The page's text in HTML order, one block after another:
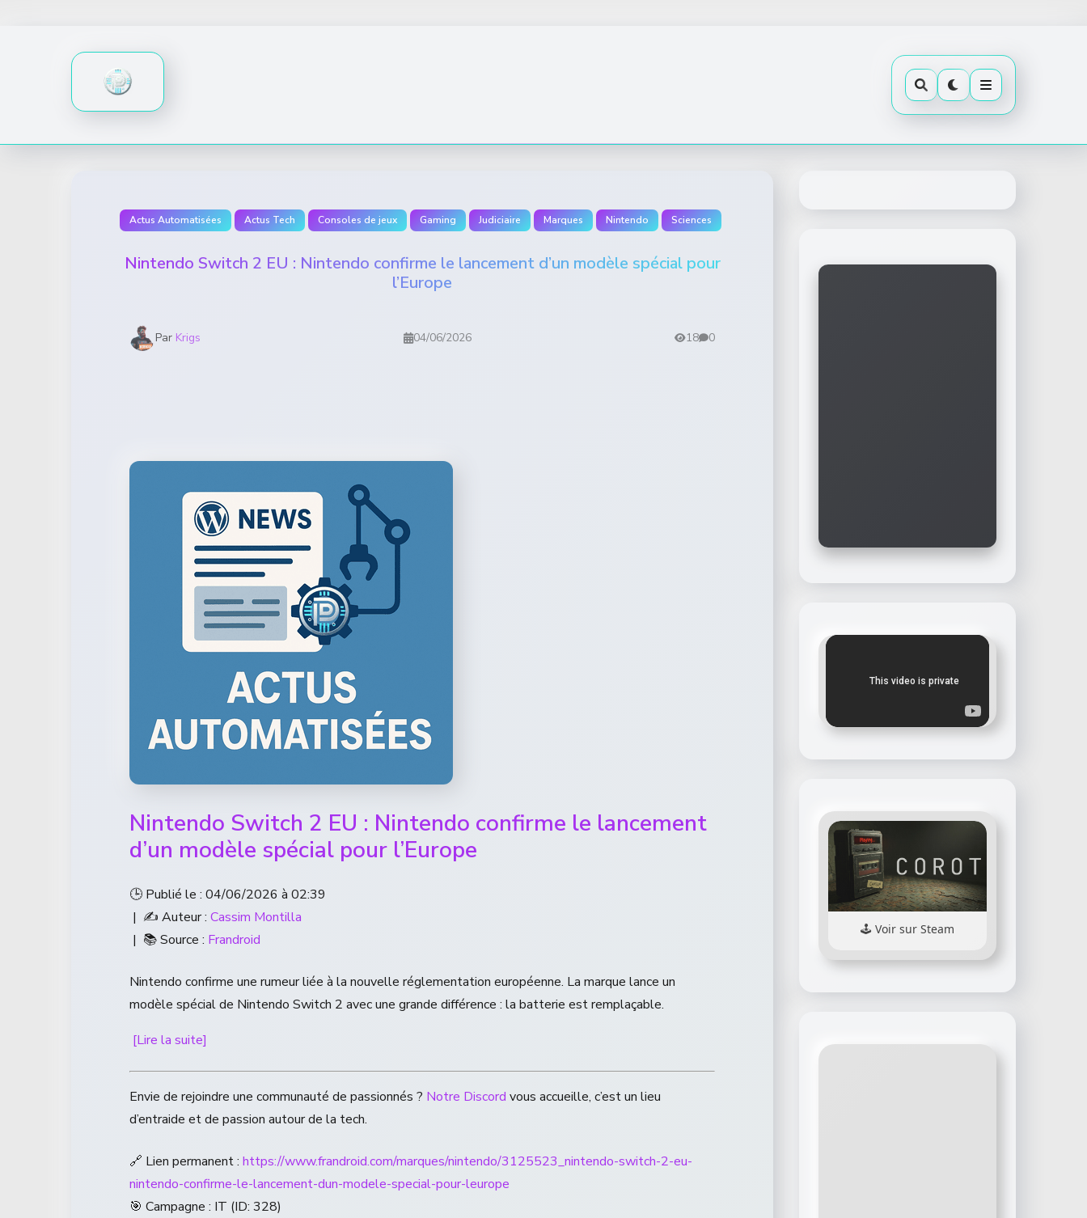
Actus Automatisées Actus Tech Consoles de jeux Gaming Judiciaire Marques Nintendo Sciences
Nintendo Switch 2 EU : Nintendo confirme le lancement d’un modèle spécial pour
l’Europe
Par Krigs 04/06/2026 18 0
Nintendo Switch 2 EU : Nintendo confirme le lancement
d’un modèle spécial pour l’Europe
🕒 Publié le : 04/06/2026 à 02:39
| ✍️ Auteur : Cassim Montilla
| 📚 Source : Frandroid
Nintendo confirme une rumeur liée à la nouvelle réglementation européenne. La marque lance un
modèle spécial de Nintendo Switch 2 avec une grande différence : la batterie est remplaçable.
[Lire la suite]
Envie de rejoindre une communauté de passionnés ? Notre Discord vous accueille, c’est un lieu
d’entraide et de passion autour de la tech.
🔗 Lien permanent : https://www.frandroid.com/marques/nintendo/3125523_nintendo-switch-2-eu-
nintendo-confirme-le-lancement-dun-modele-special-pour-leurope
🎯 Campagne : IT (ID: 328)
Voir sur Steam